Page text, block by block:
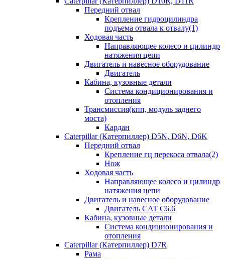
Передний отвал
Крепление гидроцилиндра
подъема отвала к отвалу(1)
Ходовая часть
Направляющее колесо и цилиндр
натяжения цепи
Двигатель и навесное оборудование
Двигатель
Кабина, кузовные детали
Система кондиционирования и
отопления
Трансмиссия(кпп, модуль заднего
моста)
Кардан
Caterpillar (Катерпиллер) D5N, D6N, D6K
Передний отвал
Крепление гц перекоса отвала(2)
Нож
Ходовая часть
Направляющее колесо и цилиндр
натяжения цепи
Двигатель и навесное оборудование
Двигатель CAT C6.6
Кабина, кузовные детали
Система кондиционирования и
отопления
Caterpillar (Катерпиллер) D7R
Рама